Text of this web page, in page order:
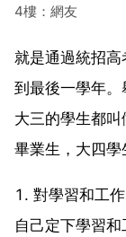
4樓：網友
就是通過統招
到最後一學年
大三的學生都
畢業生，大四學
1. 對學習和工
自己定下學習